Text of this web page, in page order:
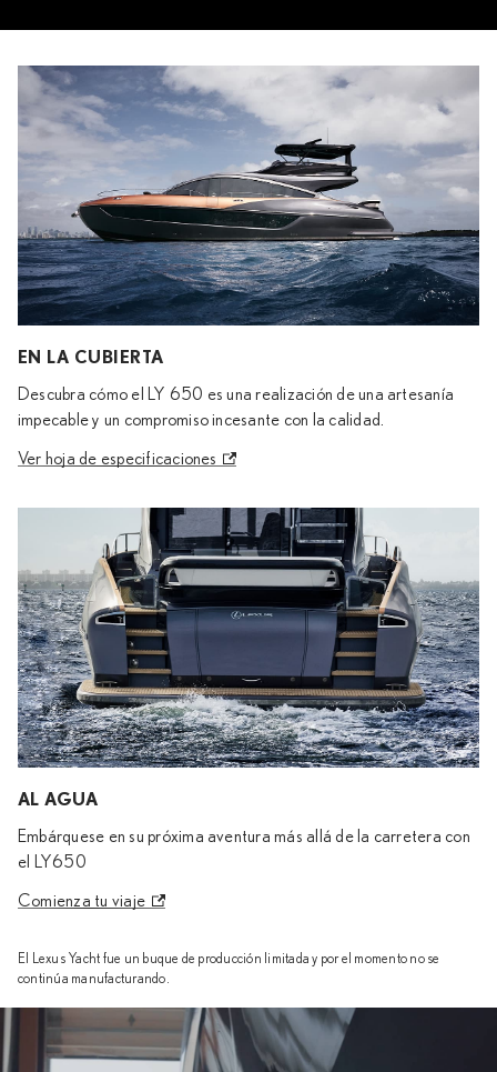
EN LA CUBIERTA
Descubra cómo el LY 650 es una realización de una artesanía
impecable y un compromiso incesante con la calidad.
Ver hoja de especificaciones
AL AGUA
Embárquese en su próxima aventura más allá de la carretera con
el LY650
Comienza tu viaje
El Lexus Yacht fue un buque de producción limitada y por el momento no se
continúa manufacturando.